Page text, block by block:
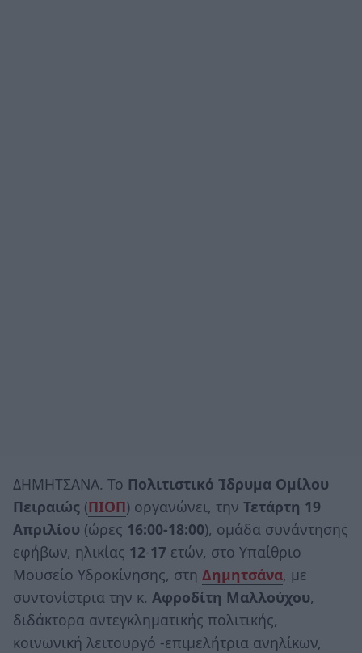
ΔΗΜΗΤΣΑΝΑ. Το Πολιτιστικό Ίδρυμα Ομίλου
Πειραιώς (ΠΙΟΠ) οργανώνει, την Τετάρτη 19
Απριλίου (ώρες 16:00-18:00), ομάδα συνάντησης
εφήβων, ηλικίας 12-17 ετών, στο Υπαίθριο
Μουσείο Υδροκίνησης, στη Δημητσάνα, με
συντονίστρια την κ. Αφροδίτη Μαλλούχου,
διδάκτορα αντεγκληματικής πολιτικής,
κοινωνική λειτουργό -επιμελήτρια ανηλίκων,